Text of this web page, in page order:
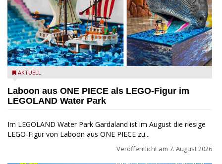
Laboon aus ONE PIECE als LEGO-Figur im LEGOLAND Water
AKTUELL
Laboon aus ONE PIECE als LEGO-Figur im
LEGOLAND Water Park
Im LEGOLAND Water Park Gardaland ist im August die riesige
LEGO-Figur von Laboon aus ONE PIECE zu...
Veröffentlicht am 7. August 2026